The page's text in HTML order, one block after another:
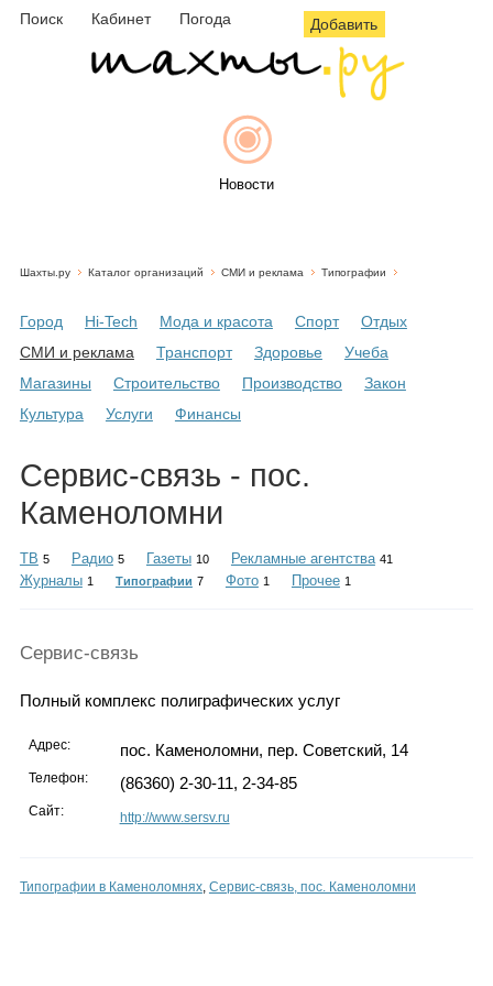
Поиск Кабинет Погода Добавить
Новости
Объявления
Гороскоп
Карты
Шахты.ру Каталог организаций СМИ и реклама Типографии
Город Hi-Tech Мода и красота Спорт
Отдых
СМИ и реклама
Транспорт Здоровье
Учеба
Магазины
Строительство Производство
Закон
Культура
Услуги Финансы
Сервис-связь - пос.
Каменоломни
ТВ 5 Радио 5 Газеты 10 Рекламные агентства 41
Журналы 1 Типографии 7 Фото 1 Прочее 1
Сервис-связь
Полный комплекс полиграфических услуг
Адрес: пос. Каменоломни, пер. Советский, 14
Телефон: (86360) 2-30-11, 2-34-85
Сайт: http://www.sersv.ru
Типографии в Каменоломнях, Сервис-связь, пос. Каменоломни